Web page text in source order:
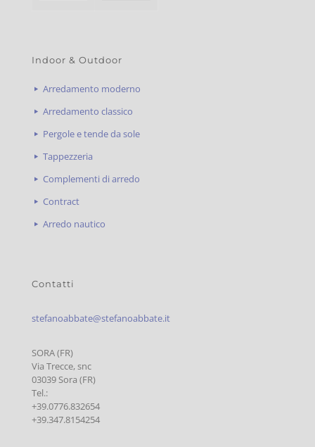
Indoor & Outdoor
Arredamento moderno
Arredamento classico
Pergole e tende da sole
Tappezzeria
Complementi di arredo
Contract
Arredo nautico
Contatti
stefanoabbate@stefanoabbate.it
SORA (FR)
Via Trecce, snc
03039 Sora (FR)
Tel.:
+39.0776.832654
+39.347.8154254